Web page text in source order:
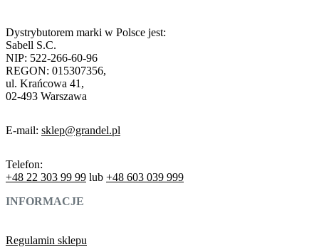
Dystrybutorem marki w Polsce jest:
Sabell S.C.
NIP: 522-266-60-96
REGON: 015307356,
ul. Krańcowa 41,
02-493 Warszawa
E-mail: sklep@grandel.pl
Telefon:
+48 22 303 99 99 lub +48 603 039 999
INFORMACJE
Regulamin sklepu